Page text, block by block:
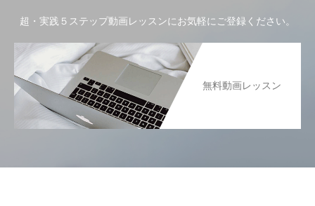
超・実践５ステップ動画レッスンにお気軽にご登録ください。
無料動画レッスン